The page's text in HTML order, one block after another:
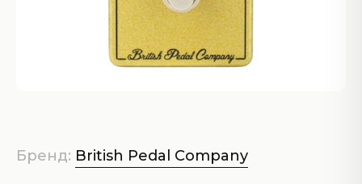
Бренд: British Pedal Company